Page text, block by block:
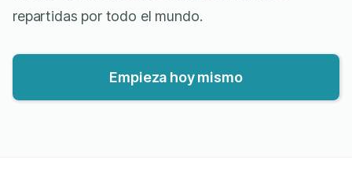
repartidas por todo el mundo.
Empieza hoy mismo